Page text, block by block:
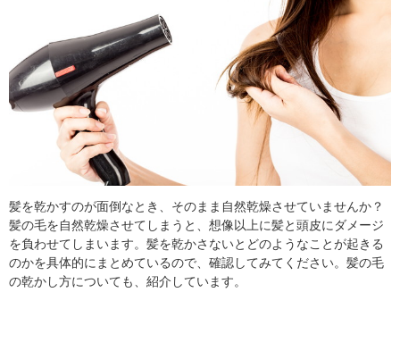
趣味
食材辞典
おすすめ
髪を乾かすのが面倒なとき、そのまま自然乾燥させていませんか？
髪の毛を自然乾燥させてしまうと、想像以上に髪と頭皮にダメージ
を負わせてしまいます。髪を乾かさないとどのようなことが起きる
のかを具体的にまとめているので、確認してみてください。髪の毛
の乾かし方についても、紹介しています。